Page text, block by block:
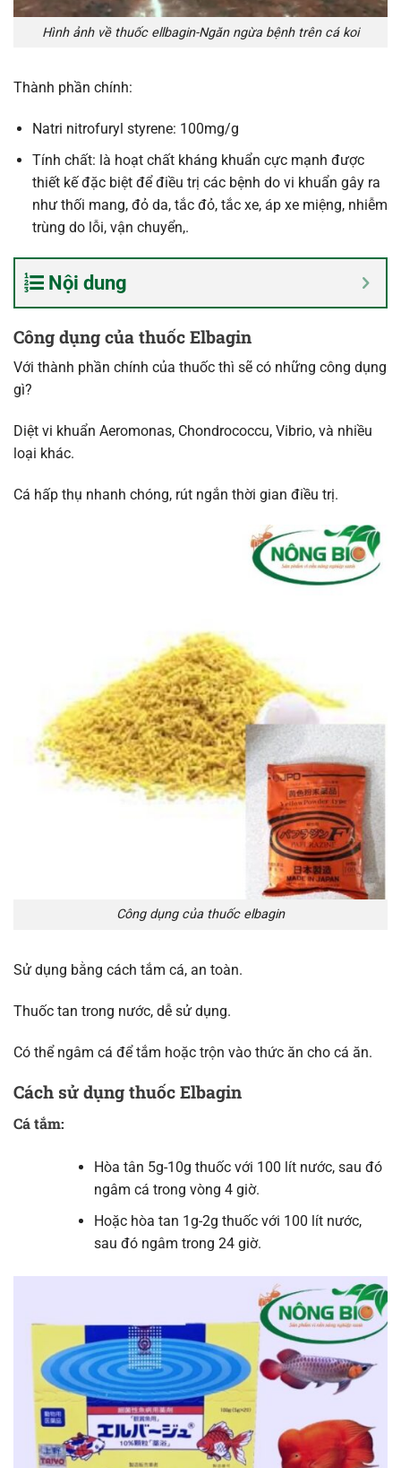
Hình ảnh về thuốc ellbagin-Ngăn ngừa bệnh trên cá koi
Thành phần chính:
Natri nitrofuryl styrene: 100mg/g
Tính chất: là hoạt chất kháng khuẩn cực mạnh được
thiết kế đặc biệt để điều trị các bệnh do vi khuẩn gây ra
như thối mang, đỏ da, tắc đỏ, tắc xe, áp xe miệng, nhiễm
trùng do lỗi, vận chuyển,.
Nội dung
Công dụng của thuốc Elbagin
Với thành phần chính của thuốc thì sẽ có những công dụng
gì?
Diệt vi khuẩn Aeromonas, Chondrococcu, Vibrio, và nhiều
loại khác.
Cá hấp thụ nhanh chóng, rút ​​ngắn thời gian điều trị.
Công dụng của thuốc elbagin
Sử dụng bằng cách tắm cá, an toàn.
Thuốc tan trong nước, dễ sử dụng.
Có thể ngâm cá để tắm hoặc trộn vào thức ăn cho cá ăn.
Cách sử dụng thuốc Elbagin
Cá tắm:
Hòa tân 5g-10g thuốc với 100 lít nước, sau đó
ngâm cá trong vòng 4 giờ.
Hoặc hòa tan 1g-2g thuốc với 100 lít nước,
sau đó ngâm trong 24 giờ.